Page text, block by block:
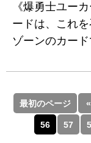
《爆勇士ユー
ードは、これ
ゾーンのカー
最初のページ «
56 57